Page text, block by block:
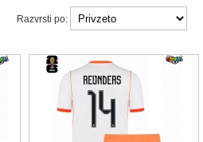
Razvrsti po: